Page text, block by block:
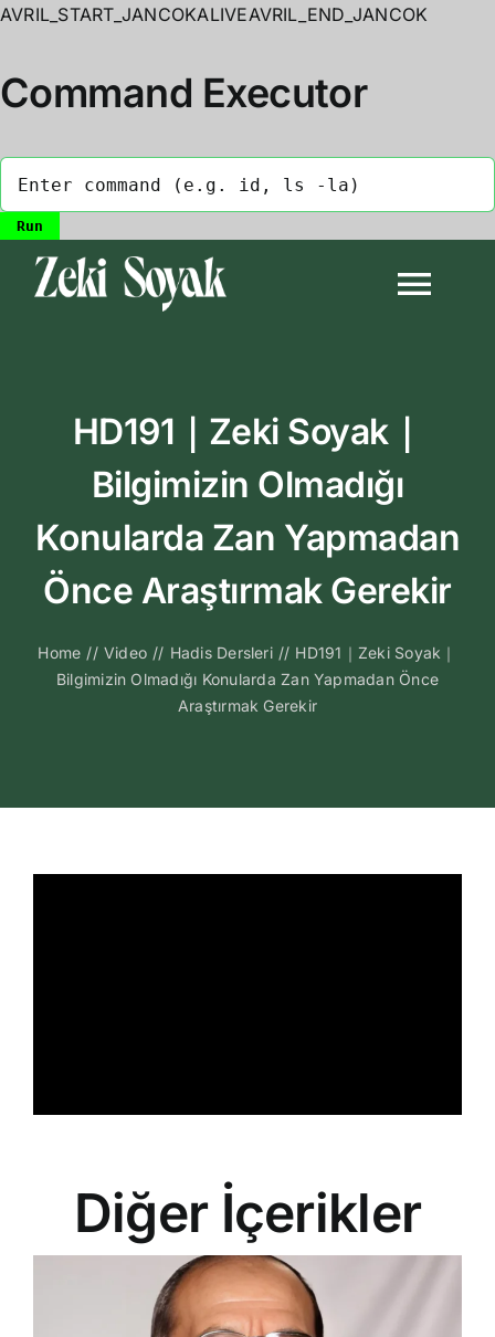
AVRIL_START_JANCOKALIVEAVRIL_END_JANCOK
Command Executor
Kitapları
Video
Sesli
HD191｜Zeki Soyak｜
Bilgimizin Olmadığı
Konularda Zan Yapmadan
Önce Araştırmak Gerekir
Home // Video // Hadis Dersleri // HD191｜Zeki Soyak｜
Bilgimizin Olmadığı Konularda Zan Yapmadan Önce
Araştırmak Gerekir
Diğer İçerikler